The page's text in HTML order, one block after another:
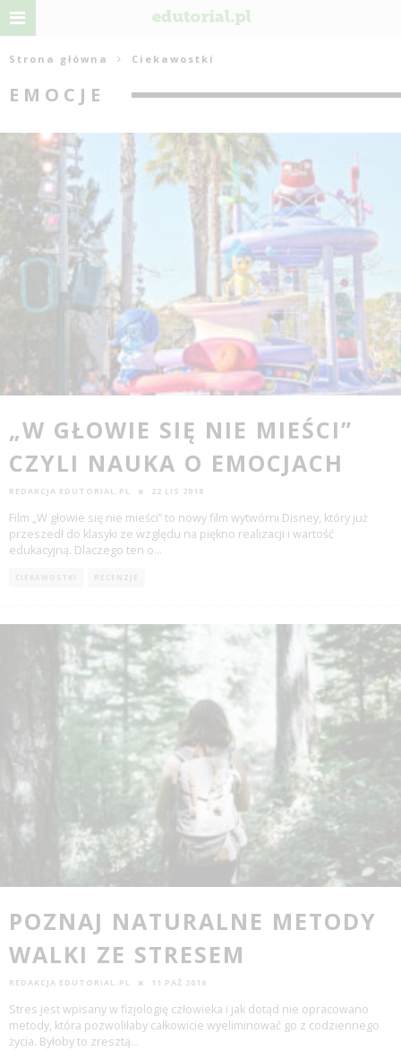
Strona główna Ciekawostki
EMOCJE
„W GŁOWIE SIĘ NIE MIEŚCI”
CZYLI NAUKA O EMOCJACH
REDAKCJA EDUTORIAL.PL 22 LIS 2018
Film „W głowie się nie mieści” to nowy film wytwórni Disney, który już
przeszedł do klasyki ze względu na piękno realizacji i wartość
edukacyjną. Dlaczego ten o...
CIEKAWOSTKI RECENZJE
POZNAJ NATURALNE METODY
WALKI ZE STRESEM
REDAKCJA EDUTORIAL.PL 11 PAŹ 2016
Stres jest wpisany w fizjologię człowieka i jak dotąd nie opracowano
metody, która pozwoliłaby całkowicie wyeliminować go z codziennego
życia. Byłoby to zresztą...